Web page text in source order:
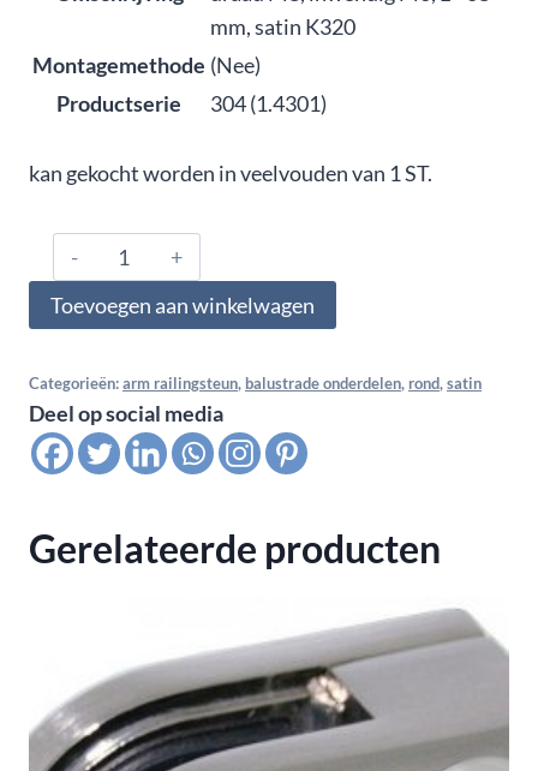
mm, satin K320
Montagemethode (Nee)
Productserie
304 (1.4301)
kan gekocht worden in veelvouden van 1 ST.
304.068.3303,
Arm
railingsteun
draad
M8,
inwendig
68
aantal
Toevoegen aan winkelwagen
Categorieën: arm railingsteun, balustrade onderdelen, rond, satin
Deel op social media
Gerelateerde producten